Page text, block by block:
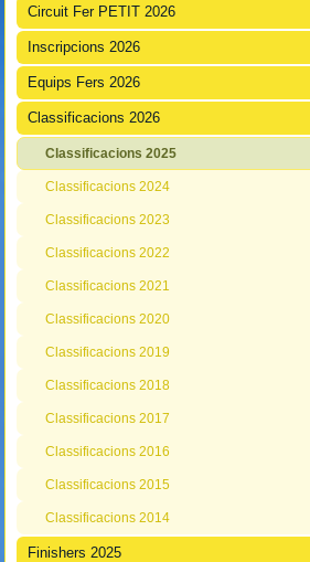
Circuit Fer PETIT 2026
Inscripcions 2026
Equips Fers 2026
Classificacions 2026
Classificacions 2025
Classificacions 2024
Classificacions 2023
Classificacions 2022
Classificacions 2021
Classificacions 2020
Classificacions 2019
Classificacions 2018
Classificacions 2017
Classificacions 2016
Classificacions 2015
Classificacions 2014
Finishers 2025